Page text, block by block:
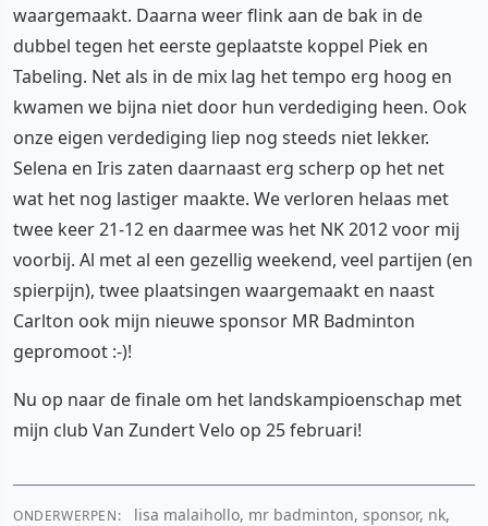
waargemaakt. Daarna weer flink aan de bak in de
dubbel tegen het eerste geplaatste koppel Piek en
Tabeling. Net als in de mix lag het tempo erg hoog en
kwamen we bijna niet door hun verdediging heen. Ook
onze eigen verdediging liep nog steeds niet lekker.
Selena en Iris zaten daarnaast erg scherp op het net
wat het nog lastiger maakte. We verloren helaas met
twee keer 21-12 en daarmee was het NK 2012 voor mij
voorbij. Al met al een gezellig weekend, veel partijen (en
spierpijn), twee plaatsingen waargemaakt en naast
Carlton ook mijn nieuwe sponsor MR Badminton
gepromoot :-)!
Nu op naar de finale om het landskampioenschap met
mijn club Van Zundert Velo op 25 februari!
ONDERWERPEN:
lisa malaihollo, mr badminton, sponsor, nk,